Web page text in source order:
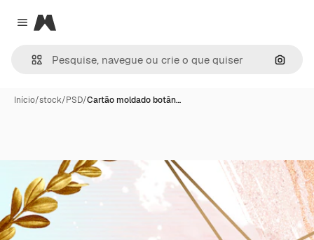
Close menu
Magnific
Início/stock/PSD/Cartão moldado botân…